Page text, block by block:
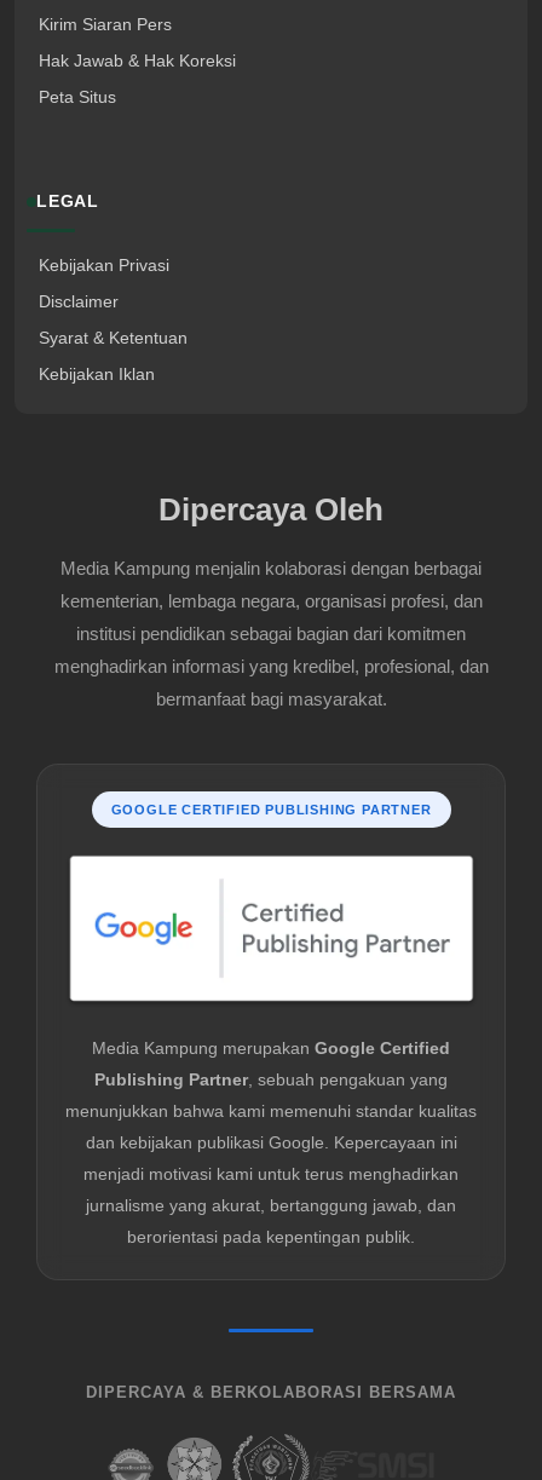
Kirim Siaran Pers
Hak Jawab & Hak Koreksi
Peta Situs
LEGAL
Kebijakan Privasi
Disclaimer
Syarat & Ketentuan
Kebijakan Iklan
Dipercaya Oleh
Media Kampung menjalin kolaborasi dengan berbagai
kementerian, lembaga negara, organisasi profesi, dan
institusi pendidikan sebagai bagian dari komitmen
menghadirkan informasi yang kredibel, profesional, dan
bermanfaat bagi masyarakat.
GOOGLE CERTIFIED PUBLISHING PARTNER
Media Kampung merupakan Google Certified
Publishing Partner, sebuah pengakuan yang
menunjukkan bahwa kami memenuhi standar kualitas
dan kebijakan publikasi Google. Kepercayaan ini
menjadi motivasi kami untuk terus menghadirkan
jurnalisme yang akurat, bertanggung jawab, dan
berorientasi pada kepentingan publik.
DIPERCAYA & BERKOLABORASI BERSAMA